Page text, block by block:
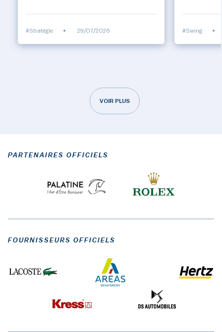
#Stratégie • 29/07/2026 #Swing •
VOIR PLUS
PARTENAIRES OFFICIELS
FOURNISSEURS OFFICIELS